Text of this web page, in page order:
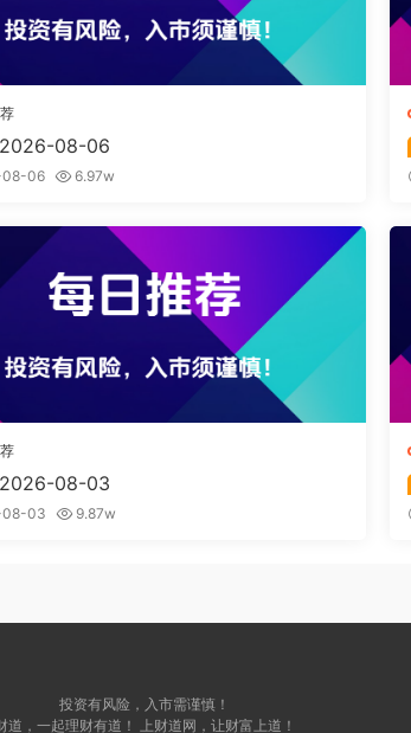
2026-08-06
08-06 6.97w
2026-08-03
08-03 9.87w
投资有风险，入市需谨慎！
道，一起理财有道！ 上财道网，让财富上道！